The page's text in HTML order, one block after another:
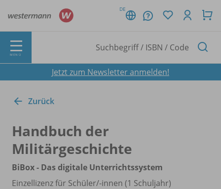
DE
MENÜ
Jetzt zum Newsletter anmelden!
Zurück
Handbuch der
Militärgeschichte
BiBox - Das digitale Unterrichtssystem
Einzellizenz für Schüler/-innen (1 Schuljahr)